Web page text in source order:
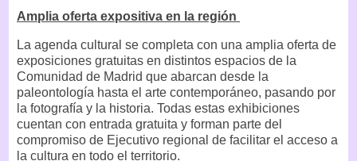
Amplia oferta expositiva en la región
La agenda cultural se completa con una amplia oferta de
exposiciones gratuitas en distintos espacios de la
Comunidad de Madrid que abarcan desde la
paleontología hasta el arte contemporáneo, pasando por
la fotografía y la historia. Todas estas exhibiciones
cuentan con entrada gratuita y forman parte del
compromiso de Ejecutivo regional de facilitar el acceso a
la cultura en todo el territorio.